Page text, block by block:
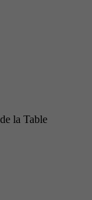
la Table